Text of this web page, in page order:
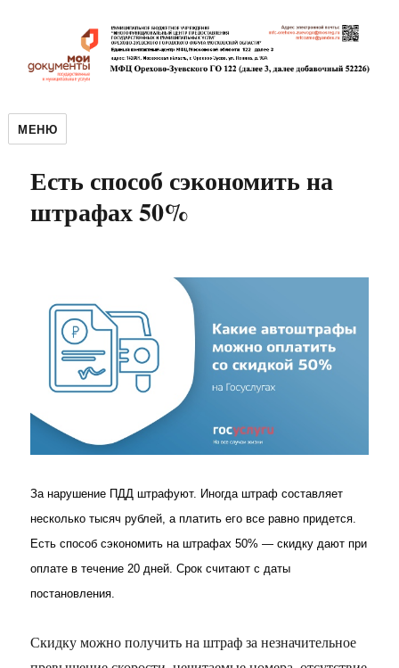
МЕНЮ
Есть способ сэкономить на
штрафах 50%
За нарушение ПДД штрафуют. Иногда штраф составляет
несколько тысяч рублей, а платить его все равно придется.
Есть способ сэкономить на штрафах 50% — скидку дают при
оплате в течение 20 дней. Срок считают с даты
постановления.
Скидку можно получить на штраф за незначительное